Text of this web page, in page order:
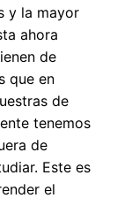
y la mayor
ahora
de
que en
de
tenemos
de
Este es
el